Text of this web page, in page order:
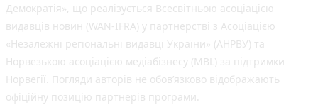
Демократія», що реалізується Всесвітньою асоціацією
видавців новин (WAN-IFRA) у партнерстві з Асоціацією
«Незалежні регіональні видавці України» (АНРВУ) та
Норвезькою асоціацією медіабізнесу (MBL) за підтримки
Норвегії. Погляди авторів не обов’язково відображають
офіційну позицію партнерів програми.